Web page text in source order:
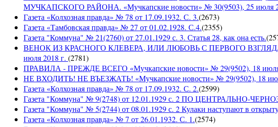
МУЧКАПСКОГО РАЙОНА. «Мучкапские новости» № 30(9503), 25 июля
Газета «Колхозная правда» № 78 от 17.09.1932. С. 3.(2673)
Газета «Тамбовская правда» № 27 от 01.02.1928. С.4.(2355)
Газета "Коммуна" № 21(2760) от 27.01.1929 с. 3. Статья 28, как она есть.(
ВЕНОК ИЗ КРАСНОГО КЛЕВЕРА, ИЛИ ЛЮБОВЬ С ПЕРВОГО ВЗГЛЯДА
июля 2018 г. (2781)
ПРАВИЛА - ПРЕЖДЕ ВСЕГО «Мучкапские новости» № 29(9502), 18 июля
НЕ ВХОДИТЬ! НЕ ВЪЕЗЖАТЬ! «Мучкапские новости» № 29(9502), 18
Газета «Колхозная правда» № 78 от 17.09.1932. С. 2.(2599)
Газета "Коммуна" № 9(2748) от 12.01.1929 с. 2 ПО ЦЕНТРАЛЬНО-
Газета "Коммуна" № 5(2744) от 08.01.1929 с. 2 Кулаки наступают в
Газета «Колхозная правда» № 7 от 26.01.1932. С. 1.(2574)